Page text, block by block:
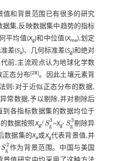
值和背景范围已有很多的研究
据集,反映数据集中趋势的指标
平均值(Xg)和中位值(Xme),划定
差(Sa)、几何标准差(Sg)和绝对
前,主流观点认为地球化学数
正态分布[28]。因此土壤元素背
则:对于近似正态分布的数据,
常数据,予以剔除,并对剔除后
到各指标数据集的数据均位于
数据按照Xg/ S3
g
Sg3~Xg· S3
g
Sg3剔除异
数据集的Xa或Xg代表背景值,并
S2
g
Sg2作为背景范围。中国与美国